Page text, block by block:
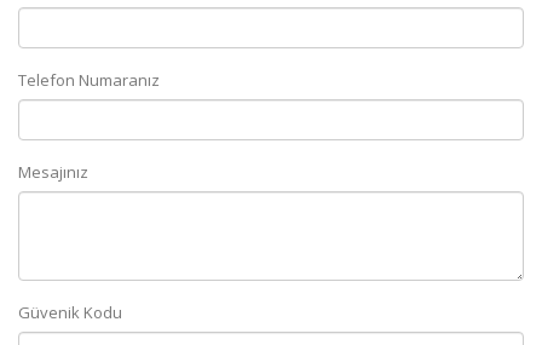
Telefon Numaranız
Mesajınız
Güvenik Kodu